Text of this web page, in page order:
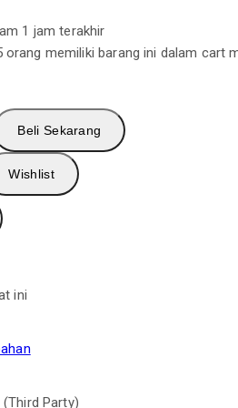
1 jam terakhir
orang memiliki barang ini dalam cart
Beli Sekarang
Wishlist
ini
Party)